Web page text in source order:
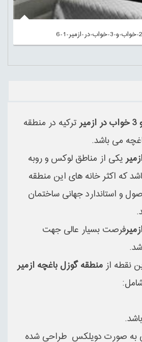
ترکیه در منطقه
می باشد.
یکی از مناطق لوکس و روبه
که اکثر خانه های این منطقه
و استاندارد جهانی ساختمان
فرصت بسیار عالی جهت
نقطه ازمنطقه گوزل باغچه ازمیر
1+3 همگی به صورت دویلکس طراحی شده